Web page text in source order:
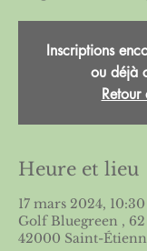
Inscriptions
ou déjà
Retour
Heure et lieu
17 mars 2024, 10:30
Golf Bluegreen ,
42000 Saint-